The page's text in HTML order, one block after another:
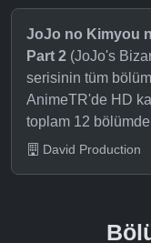
JoJo no Kimyou
Part 2 (JoJo's
serisinin tüm
AnimeTR'de HD
toplam 12
David Production